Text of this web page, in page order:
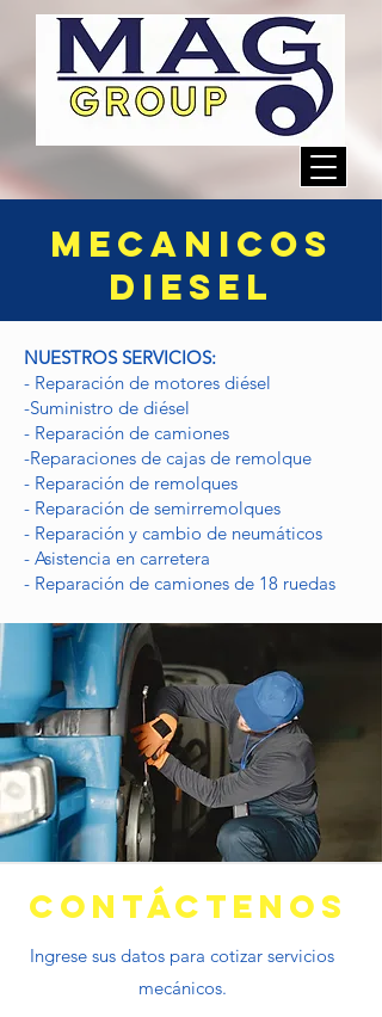
MECANICOS
DIESEL
NUESTROS SERVICIOS:
- Reparación de motores diésel
-Suministro de diésel
- Reparación de camiones
-Reparaciones de cajas de remolque
- Reparación de remolques
- Reparación de semirremolques
- Reparación y cambio de neumáticos
- Asistencia en carretera
- Reparación de camiones de 18 ruedas
CONTÁCTENOS
Ingrese sus datos para cotizar servicios
mecánicos.